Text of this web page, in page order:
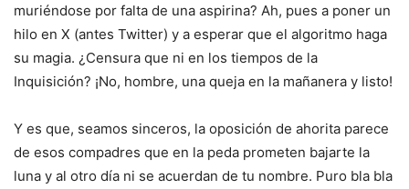
muriéndose por falta de una aspirina? Ah, pues a poner un
hilo en X (antes Twitter) y a esperar que el algoritmo haga
su magia. ¿Censura que ni en los tiempos de la
Inquisición? ¡No, hombre, una queja en la mañanera y listo!
Y es que, seamos sinceros, la oposición de ahorita parece
de esos compadres que en la peda prometen bajarte la
luna y al otro día ni se acuerdan de tu nombre. Puro bla bla